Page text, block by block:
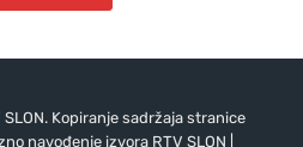
Kopiranje sadržaja stranice
navođenje izvora RTV SLON |